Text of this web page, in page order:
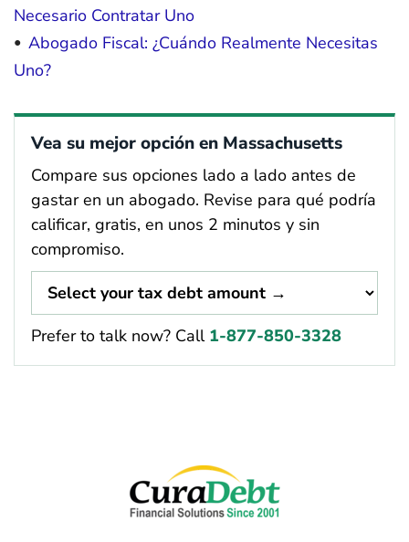
Necesario Contratar Uno
Abogado Fiscal: ¿Cuándo Realmente Necesitas
Uno?
Vea su mejor opción en Massachusetts
Compare sus opciones lado a lado antes de
gastar en un abogado. Revise para qué podría
calificar, gratis, en unos 2 minutos y sin
compromiso.
Prefer to talk now? Call 1-877-850-3328